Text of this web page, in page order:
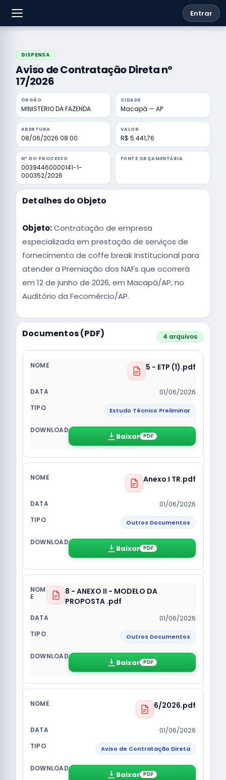
Entrar
DISPENSA
Aviso de Contratação Direta nº
17/2026
ÓRGÃO
MINISTERIO DA FAZENDA
CIDADE
Macapá — AP
ABERTURA
08/06/2026 08:00
VALOR
R$ 5.441,76
Nº DO PROCESSO
00394460000141-1-
000352/2026
FONTE ORÇAMENTÁRIA
Detalhes do Objeto
Objeto:Contratação de empresa
especializada em prestação de serviços de
fornecimento de coffe break Institucional para
atender a Premiação dos NAFs que ocorrerá
em 12 de junho de 2026, em Macapá/AP, no
Auditório da Fecomércio/AP.
Documentos (PDF) 4 arquivos
5 - ETP (1).pdf
01/06/2026
Estudo Técnico Preliminar
Baixar PDF
Anexo I TR.pdf
01/06/2026
Outros Documentos
Baixar PDF
8 - ANEXO II - MODELO DA
PROPOSTA .pdf
01/06/2026
Outros Documentos
Baixar PDF
6/2026.pdf
01/06/2026
Aviso de Contratação Direta
Baixar PDF